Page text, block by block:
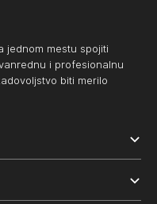
jednom mestu spojiti
i profesionalnu
biti merilo